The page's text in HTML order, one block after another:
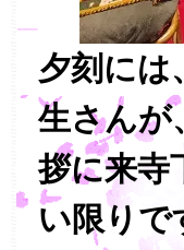
夕刻には
生さんが
拶に来寺
い限りで